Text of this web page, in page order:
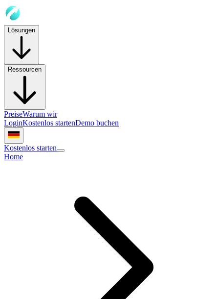
Lösungen
Ressourcen
PreiseWarum wir
LoginKostenlos startenDemo buchen
Kostenlos starten
Home